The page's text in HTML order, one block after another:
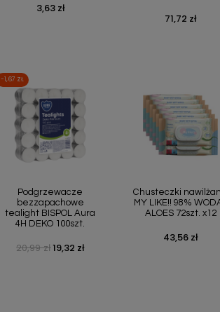
Cena
3,63 zł
Cena
71,72 zł
Podgrzewacze
bezzapachowe
tealight BISPOL Aura
4H DEKO 100szt.
Cena podstawowa
20,99 zł Cena
19,32 zł
-1,67 ZŁ
Chusteczki
MY LIKE!! 98%
ALOES 72szt. x12
Cena
43,56 zł